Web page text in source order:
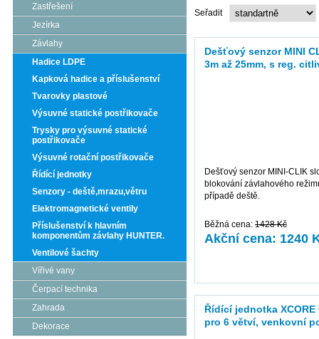
Seřadit
Dešťový senzor MINI
3m až 25mm, s reg.
Dešťový senzor MINI-CLIK
blokování závlahového
případě deště.
Běžná cena: 1428 Kč
Akční cena: 1240
Řídící jednotka XCORE
pro 6 větví, venkovní
Zastřešení
Jezírka
Závlahy
Hadice LDPE
Kapková hadice a příslušenství
Tvarovky plastové
Výsuvné statické postřikovače
Trysky pro výsuvné statické
postřikovače
Výsuvné rotační postřikovače
Řídící jednotky
Senzory - deště,mrazu,větru
Elektromagnetické ventily
Příslušenství k hlavním
komponentům závlahy HUNTER.
Ventilové šachty
Vířivé vany
Čerpací technika
Zahrada
Dekorace